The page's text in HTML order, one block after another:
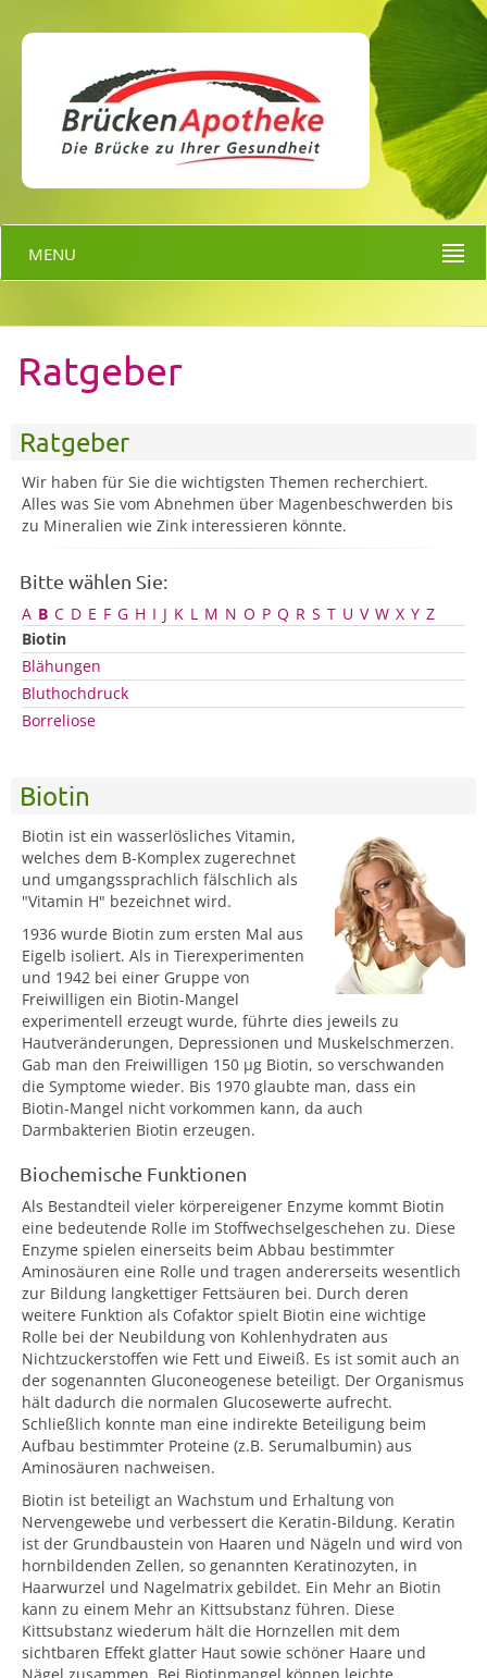
MENU
Ratgeber
Ratgeber
Wir haben für Sie die wichtigsten Themen recherchiert.
Alles was Sie vom Abnehmen über Magenbeschwerden bis
zu Mineralien wie Zink interessieren könnte.
Bitte wählen Sie:
A B C D E F G H I J K L M N O P Q R S T U V W X Y Z
Biotin
Blähungen
Bluthochdruck
Borreliose
Biotin
Biotin ist ein wasserlösliches Vitamin,
welches dem B-Komplex zugerechnet
und umgangssprachlich fälschlich als
"Vitamin H" bezeichnet wird.
1936 wurde Biotin zum ersten Mal aus
Eigelb isoliert. Als in Tierexperimenten
und 1942 bei einer Gruppe von
Freiwilligen ein Biotin-Mangel
experimentell erzeugt wurde, führte dies jeweils zu
Hautveränderungen, Depressionen und Muskelschmerzen.
Gab man den Freiwilligen 150 µg Biotin, so verschwanden
die Symptome wieder. Bis 1970 glaubte man, dass ein
Biotin-Mangel nicht vorkommen kann, da auch
Darmbakterien Biotin erzeugen.
Biochemische Funktionen
Als Bestandteil vieler körpereigener Enzyme kommt Biotin
eine bedeutende Rolle im Stoffwechselgeschehen zu. Diese
Enzyme spielen einerseits beim Abbau bestimmter
Aminosäuren eine Rolle und tragen andererseits wesentlich
zur Bildung langkettiger Fettsäuren bei. Durch deren
weitere Funktion als Cofaktor spielt Biotin eine wichtige
Rolle bei der Neubildung von Kohlenhydraten aus
Nichtzuckerstoffen wie Fett und Eiweiß. Es ist somit auch an
der sogenannten Gluconeogenese beteiligt. Der Organismus
hält dadurch die normalen Glucosewerte aufrecht.
Schließlich konnte man eine indirekte Beteiligung beim
Aufbau bestimmter Proteine (z.B. Serumalbumin) aus
Aminosäuren nachweisen.
Biotin ist beteiligt an Wachstum und Erhaltung von
Nervengewebe und verbessert die Keratin-Bildung. Keratin
ist der Grundbaustein von Haaren und Nägeln und wird von
hornbildenden Zellen, so genannten Keratinozyten, in
Haarwurzel und Nagelmatrix gebildet. Ein Mehr an Biotin
kann zu einem Mehr an Kittsubstanz führen. Diese
Kittsubstanz wiederum hält die Hornzellen mit dem
sichtbaren Effekt glatter Haut sowie schöner Haare und